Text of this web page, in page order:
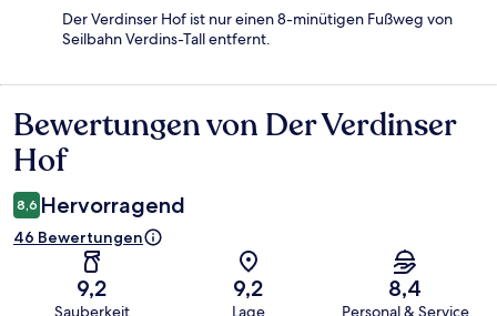
Der Verdinser Hof ist nur einen 8-minütigen Fußweg von
Seilbahn Verdins-Tall entfernt.
Bewertungen
Bewertungen von Der Verdinser
Hof
8,6 Hervorragend
46 Bewertungen
9,2
Sauberkeit
9,2
Lage
8,4
Personal & Service